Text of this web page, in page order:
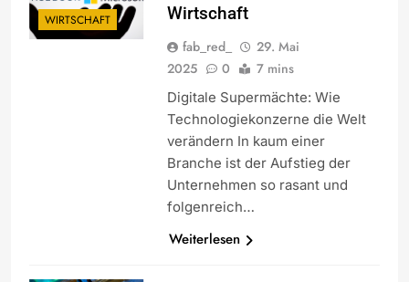
WIRTSCHAFT
Wirtschaft
fab_red_
29. Mai
2025
0 7 mins
Digitale Supermächte: Wie
Technologiekonzerne die Welt
verändern In kaum einer
Branche ist der Aufstieg der
Unternehmen so rasant und
folgenreich…
Weiterlesen